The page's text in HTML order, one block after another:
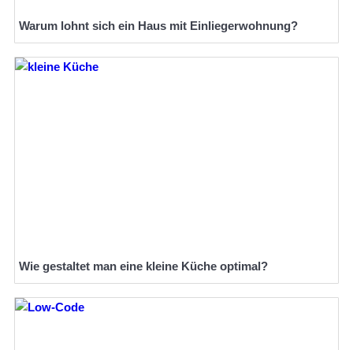
Warum lohnt sich ein Haus mit Einliegerwohnung?
Wie gestaltet man eine kleine Küche optimal?